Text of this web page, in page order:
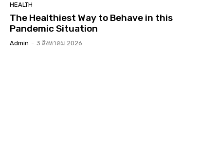
HEALTH
The Healthiest Way to Behave in this
Pandemic Situation
Admin - 3 สิงหาคม 2026